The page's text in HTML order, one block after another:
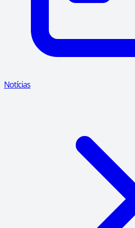
Notícias